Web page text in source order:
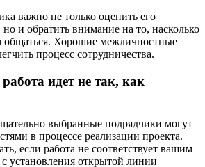
важно не только оценить его
и обратить внимание на то, насколько
общаться. Хорошие межличностные
процесс сотрудничества.
идет не так, как
выбранные подрядчики могут
в процессе реализации проекта.
если работа не соответствует вашим
установления открытой линии